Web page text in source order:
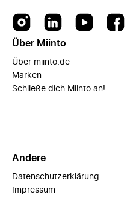
Über Miinto
Über miinto.de
Marken
Schließe dich Miinto an!
Andere
Datenschutzerklärung
Impressum